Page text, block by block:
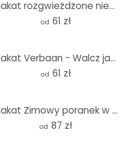
Plakat rozgwieżdżone niebo zimą - SpaceFrog Designs
od 61 zł
Plakat Verbaan - Walcz jak dziewczyna
od 61 zł
Plakat Zimowy poranek w brzoskwiniowych kolorach - Kubistika - Okrągły
od 87 zł